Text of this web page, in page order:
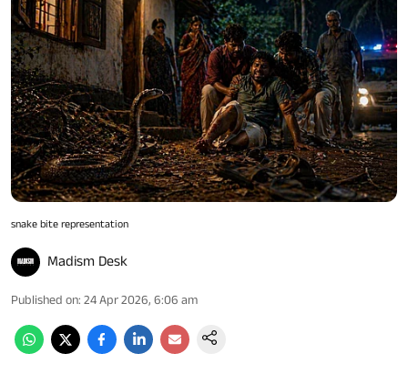
snake bite representation
Madism Desk
Published on: 24 Apr 2026, 6:06 am